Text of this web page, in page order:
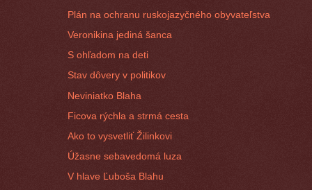
Plán na ochranu ruskojazyčného obyvateľstva
Veronikina jediná šanca
S ohľadom na deti
Stav dôvery v politikov
Neviniatko Blaha
Ficova rýchla a strmá cesta
Ako to vysvetliť Žilinkovi
Úžasne sebavedomá luza
V hlave Ľuboša Blahu